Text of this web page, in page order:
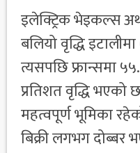
इलेक्ट्रिक भेइकल्स
बलियो वृद्धि
त्यसपछि फ्रान्समा
प्रतिशत वृद्धि
महत्वपूर्ण भूमिका
बिक्री लगभग